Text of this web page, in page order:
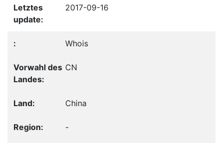
2017-09-16
Whois
CN
China
-